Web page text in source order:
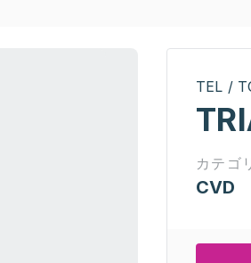
TEL /
カテゴ
CVD